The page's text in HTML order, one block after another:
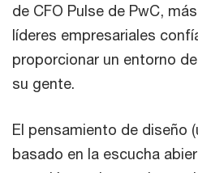
de CFO Pulse de PwC,
líderes empresariales
proporcionar un entorno
su gente.
El pensamiento de diseño
basado en la escucha